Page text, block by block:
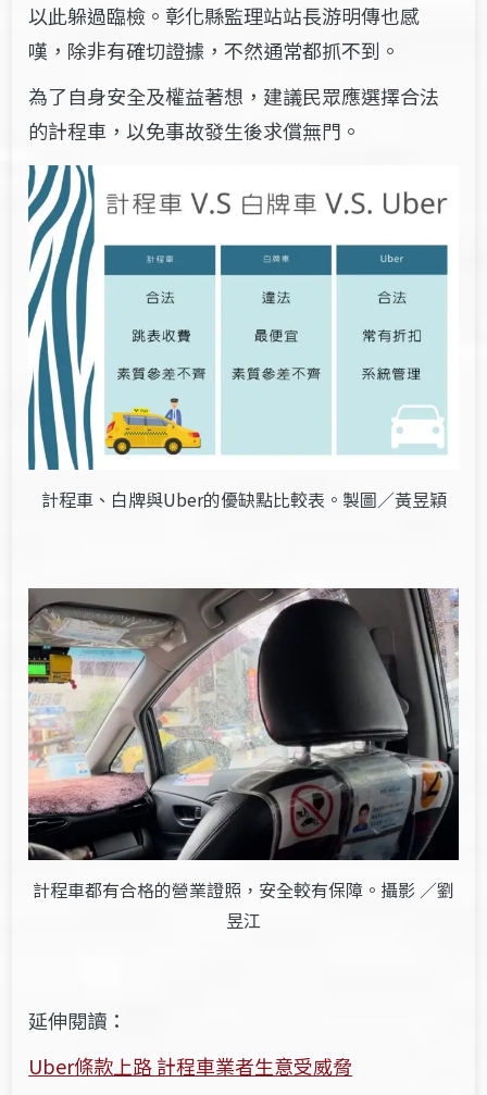
以此躲過臨檢。 彰化縣監理站站長游明傳也感
嘆，除非有確切證據，不然通常都抓不到。
為了自身安全及權益著想，建議民眾應選擇合法
的計程車，以免事故發生後求償無門。
計程車、白牌與Uber的優缺點比較表。製圖／黃昱穎
計程車都有合格的營業證照，安全較有保障。攝影 ／劉
昱江
延伸閱讀：
Uber條款上路 計程車業者生意受威脅